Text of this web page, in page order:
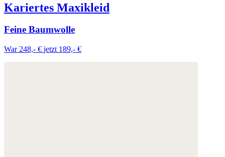
Kariertes Maxikleid
Feine Baumwolle
War 248,- € jetzt 189,- €